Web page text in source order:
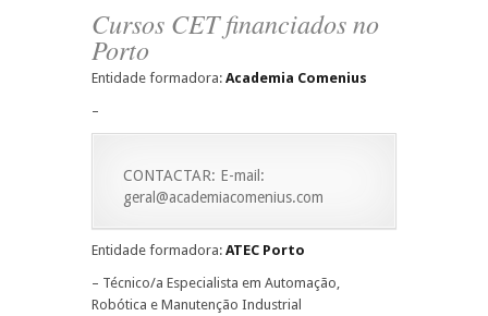
Cursos CET financiados no
Porto
Entidade formadora: Academia Comenius
–
CONTACTAR: E-mail:
geral@academiacomenius.com
Entidade formadora: ATEC Porto
– Técnico/a Especialista em Automação,
Robótica e Manutenção Industrial